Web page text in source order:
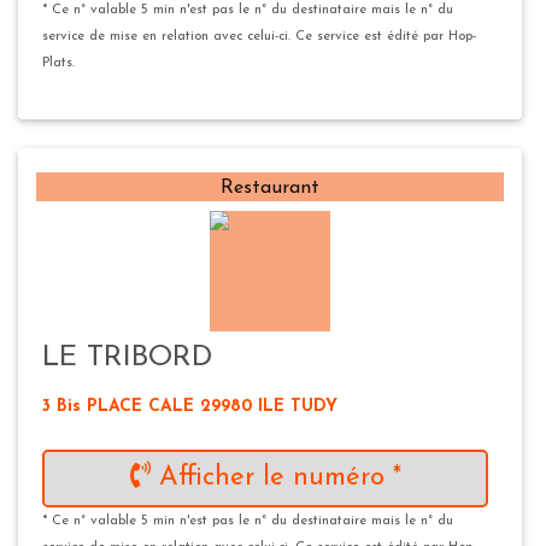
* Ce n° valable 5 min n'est pas le n° du destinataire mais le n° du
service de mise en relation avec celui-ci. Ce service est édité par Hop-
Plats.
Restaurant
LE TRIBORD
3 Bis PLACE CALE 29980 ILE TUDY
Afficher le numéro *
* Ce n° valable 5 min n'est pas le n° du destinataire mais le n° du